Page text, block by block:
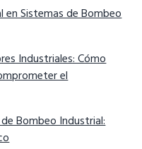
Sistemas de Bombeo
Industriales: Cómo
el
Bombeo Industrial: